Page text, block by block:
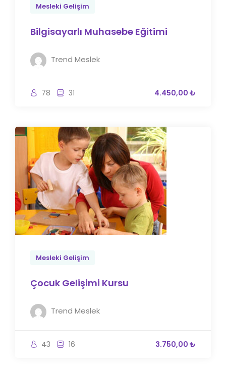
Mesleki Gelişim
Bilgisayarlı Muhasebe Eğitimi
Trend Meslek
78 31 4.450,00 ₺
Mesleki Gelişim
Çocuk Gelişimi Kursu
Trend Meslek
43 16 3.750,00 ₺